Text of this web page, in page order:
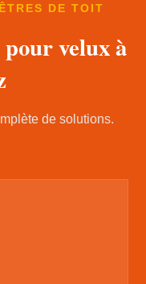
DE TOIT
velux à
de solutions.